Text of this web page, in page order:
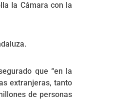
la Cámara con la
que “en la
extranjeras, tanto
de personas